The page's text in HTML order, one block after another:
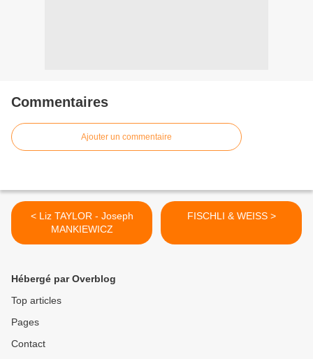
Commentaires
Ajouter un commentaire
< Liz TAYLOR - Joseph
MANKIEWICZ
FISCHLI & WEISS >
Hébergé par Overblog
Top articles
Pages
Contact